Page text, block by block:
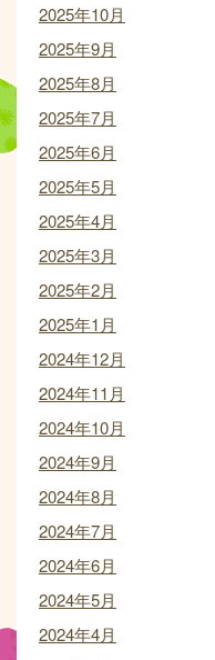
2025年10月
2025年9月
2025年8月
2025年7月
2025年6月
2025年5月
2025年4月
2025年3月
2025年2月
2025年1月
2024年12月
2024年11月
2024年10月
2024年9月
2024年8月
2024年7月
2024年6月
2024年5月
2024年4月